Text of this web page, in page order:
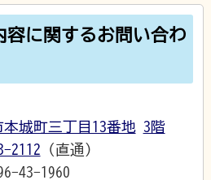
容に関するお問い合わ
本城町三丁目13番地 3階
2112 （直通）
43-1960